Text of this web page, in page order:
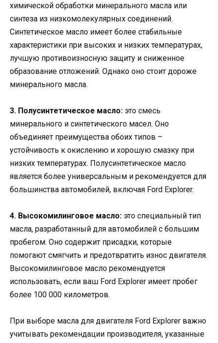
химической обработки минерального масла или
синтеза из низкомолекулярных соединений.
Синтетическое масло имеет более стабильные
характеристики при высоких и низких температурах,
лучшую противоизносную защиту и сниженное
образование отложений. Однако оно стоит дороже
минерального масла.
3. Полусинтетическое масло: это смесь
минерального и синтетического масел. Оно
объединяет преимущества обоих типов –
устойчивость к окислению и хорошую смазку при
низких температурах. Полусинтетическое масло
является более универсальным и рекомендуется для
большинства автомобилей, включая Ford Explorer.
4. Высокомилинговое масло: это специальный тип
масла, разработанный для автомобилей с большим
пробегом. Оно содержит присадки, которые
помогают смягчить и предотвратить износ двигателя.
Высокомилинговое масло рекомендуется
использовать, если ваш Ford Explorer имеет пробег
более 100 000 километров.
При выборе масла для двигателя Ford Explorer важно
учитывать рекомендации производителя, указанные